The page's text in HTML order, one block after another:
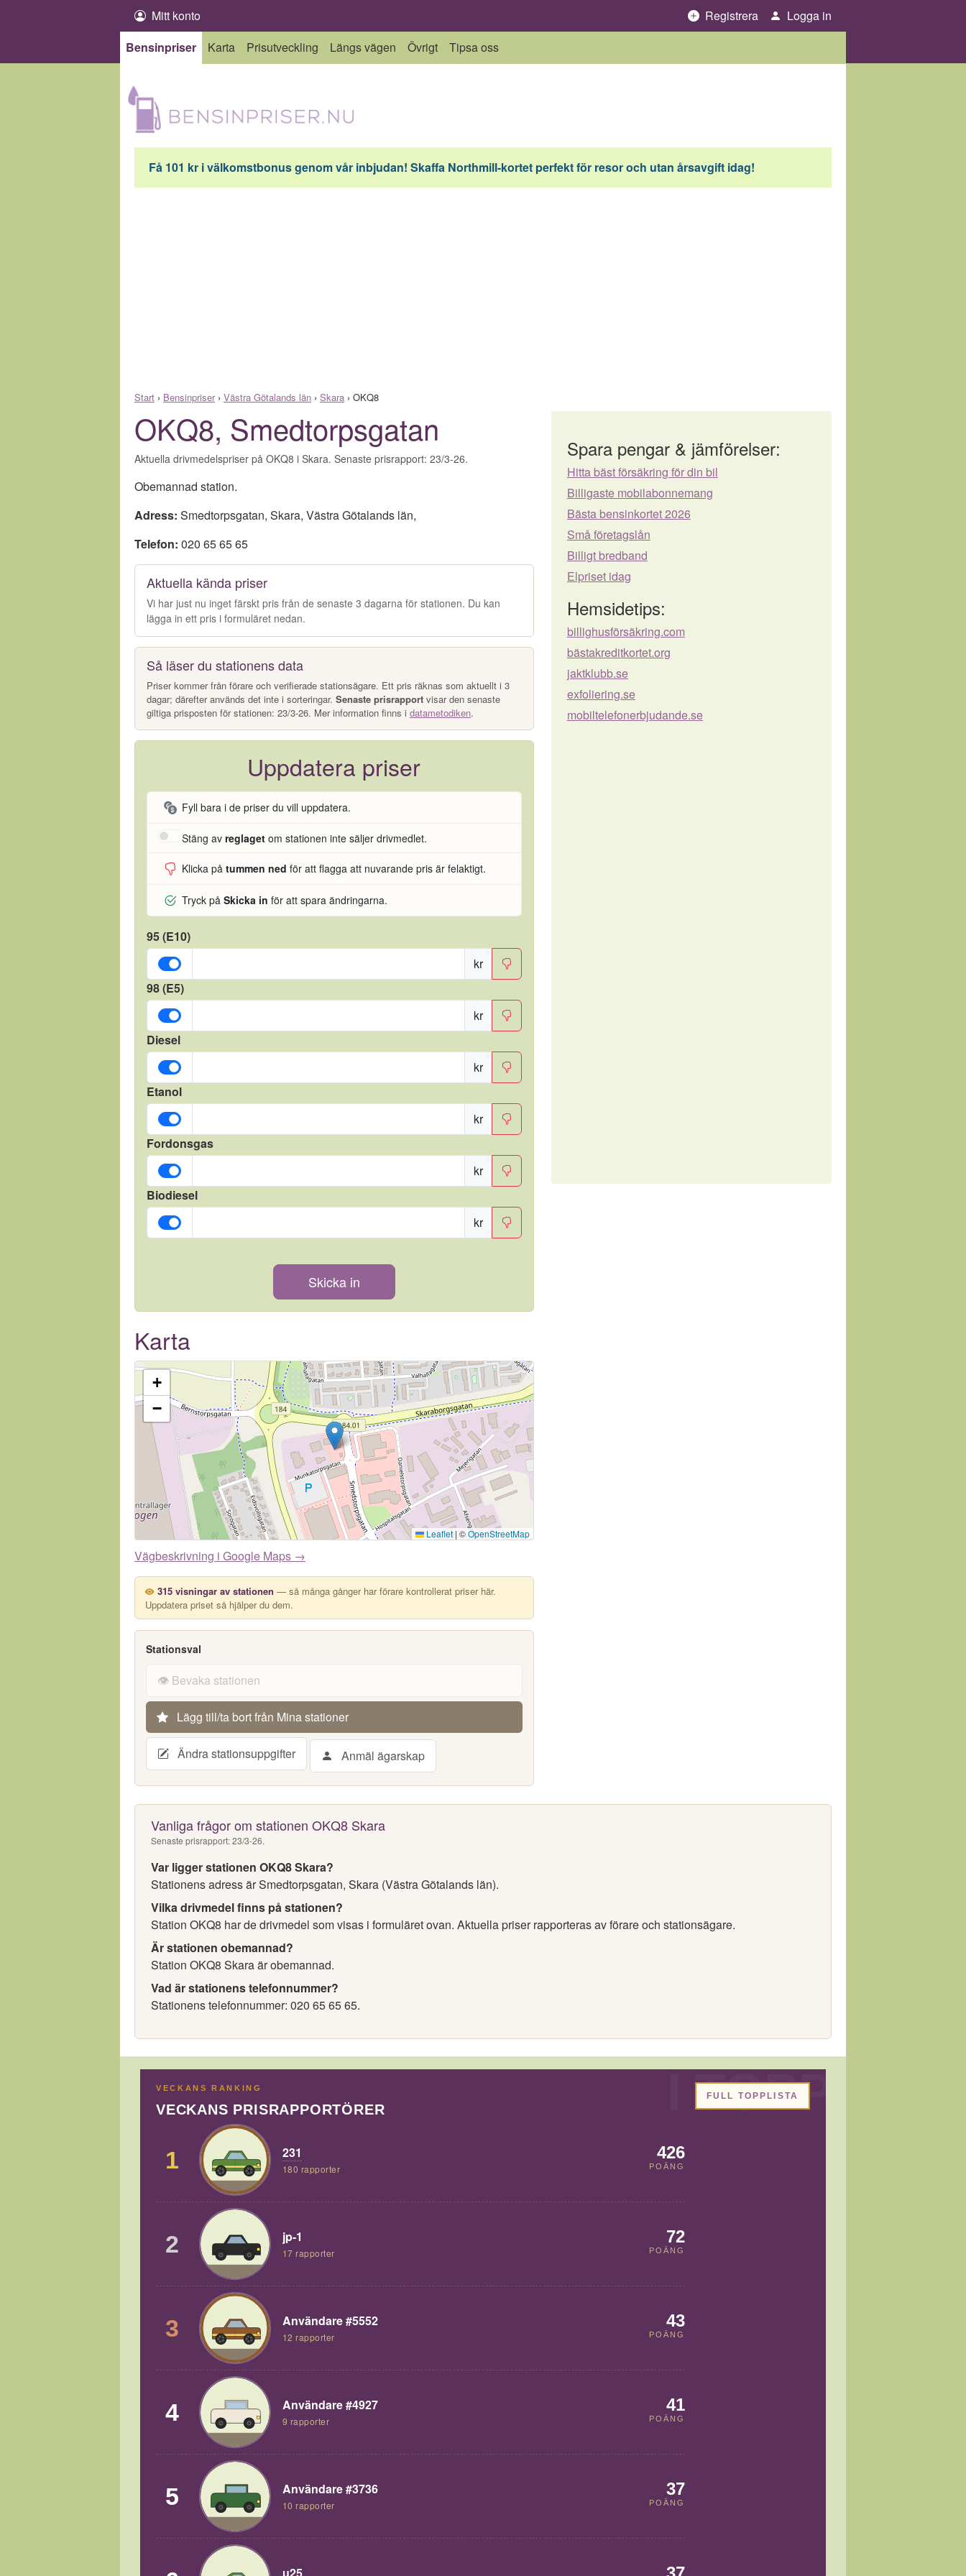
Mitt konto Registrera
Logga in
Bensinpriser
Karta Prisutveckling Längs vägen Övrigt Tipsa oss
Få 101 kr i välkomstbonus genom vår inbjudan! Skaffa Northmill-kortet perfekt för resor och utan årsavgift idag!
Start › Bensinpriser› Västra Götalands län › Skara › OKQ8
OKQ8, Smedtorpsgatan
Aktuella drivmedelspriser på OKQ8 i Skara. Senaste prisrapport: 23/3-26.
Obemannad station.
Adress: Smedtorpsgatan, Skara, Västra Götalands län,
Telefon: 020 65 65 65
Aktuella kända priser
Vi har just nu inget färskt pris från de senaste 3 dagarna för stationen. Du kan
lägga in ett pris i formuläret nedan.
Så läser du stationens data
Priser kommer från förare och verifierade stationsägare. Ett pris räknas som aktuellt i 3
dagar; därefter används det inte i sorteringar. Senaste prisrapport visar den senaste
giltiga prisposten för stationen: 23/3-26. Mer information finns i datametodiken.
Uppdatera priser
Fyll bara i de priser du vill uppdatera.
Stäng av reglaget om stationen inte säljer drivmedlet.
Klicka på tummen ned för att flagga att nuvarande pris är felaktigt.
Tryck på Skicka in för att spara ändringarna.
95 (E10)
kr
98 (E5)
kr
Diesel
kr
Etanol
kr
Fordonsgas
kr
Biodiesel
kr
Skicka in
Karta
+
−
Leaflet | ©OpenStreetMap
Vägbeskrivning i Google Maps →
315 visningar av stationen — så många gånger har förare kontrollerat priser här.
Uppdatera priset så hjälper du dem.
Stationsval
👁️ Bevaka stationen
Lägg till/ta bort från Mina stationer
Ändra stationsuppgifter Anmäl ägarskap
Spara pengar & jämförelser:
Hitta bäst försäkring för din bil
Billigaste mobilabonnemang
Bästa bensinkortet 2026
Små företagslån
Billigt bredband
Elpriset idag
Hemsidetips:
billighusförsäkring.com
bästakreditkortet.org
jaktklubb.se
exfoliering.se
mobiltelefonerbjudande.se
Vanliga frågor om stationen OKQ8 Skara
Senaste prisrapport: 23/3-26.
Var ligger stationen OKQ8 Skara?
Stationens adress är Smedtorpsgatan, Skara (Västra Götalands län).
Vilka drivmedel finns på stationen?
Station OKQ8 har de drivmedel som visas i formuläret ovan. Aktuella priser rapporteras av förare och stationsägare.
Är stationen obemannad?
Station OKQ8 Skara är obemannad.
Vad är stationens telefonnummer?
Stationens telefonnummer: 020 65 65 65.
VECKANS RANKING
VECKANS PRISRAPPORTÖRER
1 231
180 rapporter
426
POÄNG
2 jp-1
17 rapporter
72
POÄNG
3 Användare #5552
12 rapporter
43
POÄNG
4 Användare #4927
9 rapporter
41
POÄNG
5 Användare #3736
10 rapporter
37
POÄNG
FULL TOPPLISTA